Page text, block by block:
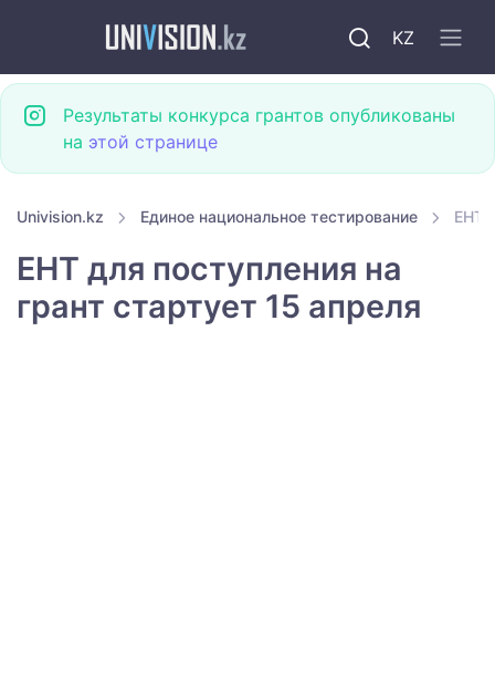
KZ
Результаты конкурса грантов опубликованы
на этой странице
Univision.kz Единое национальное тестирование ЕНТ
ЕНТ для поступления на
грант стартует 15 апреля